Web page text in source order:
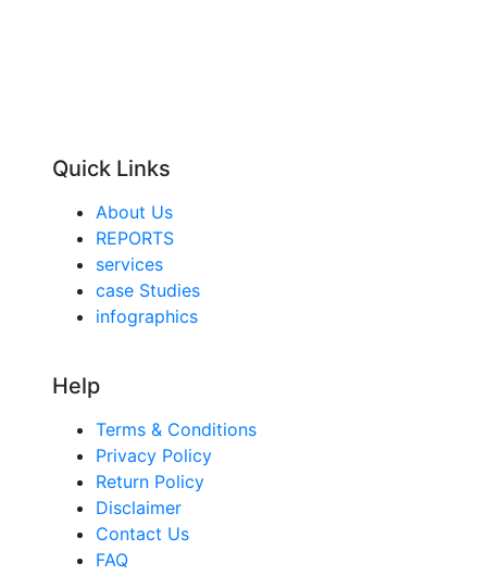
Quick Links
About Us
REPORTS
services
case Studies
infographics
Help
Terms & Conditions
Privacy Policy
Return Policy
Disclaimer
Contact Us
FAQ